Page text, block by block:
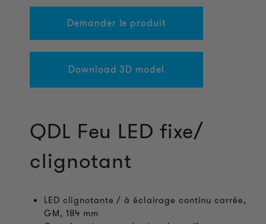
Demander le produit
Download 3D model
QDL Feu LED fixe/
clignotant
LED clignotante / à éclairage continu carrée,
GM, 184 mm